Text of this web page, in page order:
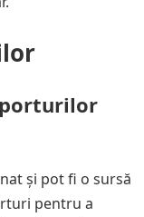
și pot fi o sursă
pentru a